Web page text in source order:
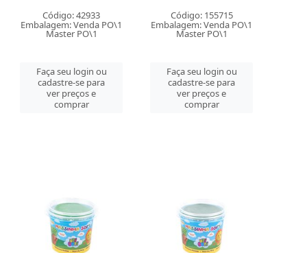
Código: 42933
Embalagem: Venda PO\1
Master PO\1
Faça seu login ou
cadastre-se para
ver preços e
comprar
Código: 155715
Embalagem: Venda PO\1
Master PO\1
Faça seu login ou
cadastre-se para
ver preços e
comprar